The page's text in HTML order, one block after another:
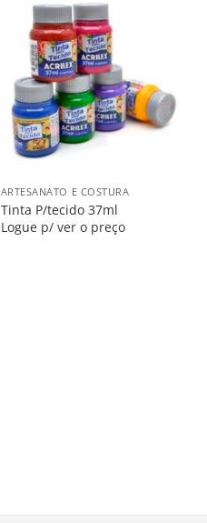
ARTESANATO E COSTURA
Tinta P/tecido 37ml
Logue p/ ver o preço